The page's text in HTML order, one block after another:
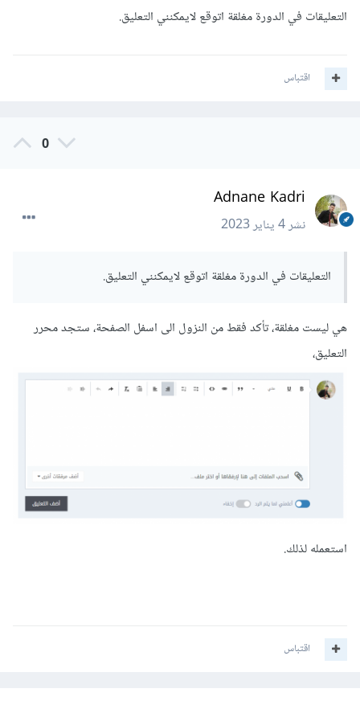
التعليقات في الدورة مغلقة اتوقع لايمكنني التعليق.
اقتباس
0
Adnane Kadri
نشر4 يناير 2023
التعليقات في الدورة مغلقة اتوقع لايمكنني التعليق.
هي ليست مغلقة، تأكد فقط من النزول الى اسفل الصفحة، ستجد محرر
التعليق،
استعمله لذلك.
اقتباس